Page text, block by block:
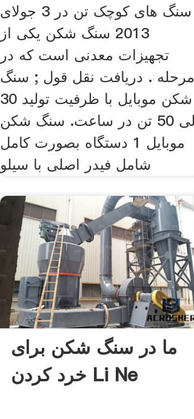
سنگ های کوچک تن در 3 جولای
2013 سنگ شکن یکی از
تجهیزات معدنی است که در
مرحله . دریافت نقل قول ; سنگ
شکن موبایل با ظرفیت تولید 30
الی 50 تن در ساعت. سنگ شکن
موبایل 1 دستگاه بصورت کامل
شامل فیدر اصلی با سیلو
ما در سنگ شکن برای
خرد کردن Li Ne